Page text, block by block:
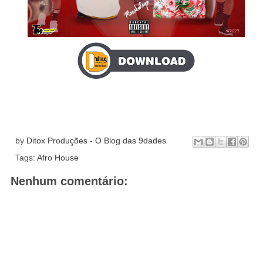
by Ditox Produções - O Blog das 9dades
Tags: Afro House
Nenhum comentário: